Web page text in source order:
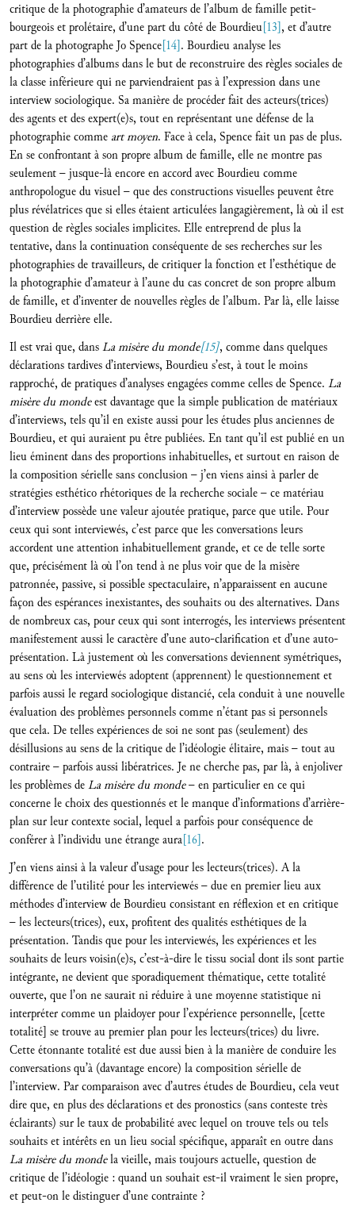
critique de la photographie d’amateurs de l’album de famille petit-
bourgeois et prolétaire, d’une part du côté de Bourdieu[13], et d’autre
part de la photographe Jo Spence[14]. Bourdieu analyse les
photographies d’albums dans le but de reconstruire des règles sociales de
la classe inférieure qui ne parviendraient pas à l’expression dans une
interview sociologique. Sa manière de procéder fait des acteurs(trices)
des agents et des expert(e)s, tout en représentant une défense de la
photographie comme art moyen. Face à cela, Spence fait un pas de plus.
En se confrontant à son propre album de famille, elle ne montre pas
seulement – jusque-là encore en accord avec Bourdieu comme
anthropologue du visuel – que des constructions visuelles peuvent être
plus révélatrices que si elles étaient articulées langagièrement, là où il est
question de règles sociales implicites. Elle entreprend de plus la
tentative, dans la continuation conséquente de ses recherches sur les
photographies de travailleurs, de critiquer la fonction et l’esthétique de
la photographie d’amateur à l’aune du cas concret de son propre album
de famille, et d’inventer de nouvelles règles de l’album. Par là, elle laisse
Bourdieu derrière elle.
Il est vrai que, dansLa misère du monde[15], comme dans quelques
déclarations tardives d’interviews, Bourdieu s’est, à tout le moins
rapproché, de pratiques d’analyses engagées comme celles de Spence. La
misère du mondeest davantage que la simple publication de matériaux
d’interviews, tels qu’il en existe aussi pour les études plus anciennes de
Bourdieu, et qui auraient pu être publiées. En tant qu’il est publié en un
lieu éminent dans des proportions inhabituelles, et surtout en raison de
la composition sérielle sans conclusion – j’en viens ainsi à parler de
stratégies esthético rhétoriques de la recherche sociale – ce matériau
d’interview possède une valeur ajoutée pratique, parce que utile. Pour
ceux qui sont interviewés, c’est parce que les conversations leurs
accordent une attention inhabituellement grande, et ce de telle sorte
que, précisément là où l’on tend à ne plus voir que de la misère
patronnée, passive, si possible spectaculaire, n’apparaissent en aucune
façon des espérances inexistantes, des souhaits ou des alternatives. Dans
de nombreux cas, pour ceux qui sont interrogés, les interviews présentent
manifestement aussi le caractère d’une auto-clarification et d’une auto-
présentation. Là justement où les conversations deviennent symétriques,
au sens où les interviewés adoptent (apprennent) le questionnement et
parfois aussi le regard sociologique distancié, cela conduit à une nouvelle
évaluation des problèmes personnels comme n’étant pas si personnels
que cela. De telles expériences de soi ne sont pas (seulement) des
désillusions au sens de la critique de l’idéologie élitaire, mais – tout au
contraire – parfois aussi libératrices. Je ne cherche pas, par là, à enjoliver
les problèmes deLa misère du monde– en particulier en ce qui
concerne le choix des questionnés et le manque d’informations d’arrière-
plan sur leur contexte social, lequel a parfois pour conséquence de
conférer à l’individu une étrange aura[16].
J’en viens ainsi à la valeur d’usage pour les lecteurs(trices). A la
différence de l’utilité pour les interviewés – due en premier lieu aux
méthodes d’interview de Bourdieu consistant en réflexion et en critique
– les lecteurs(trices), eux, profitent des qualités esthétiques de la
présentation. Tandis que pour les interviewés, les expériences et les
souhaits de leurs voisin(e)s, c’est-à-dire le tissu social dont ils sont partie
intégrante, ne devient que sporadiquement thématique, cette totalité
ouverte, que l’on ne saurait ni réduire à une moyenne statistique ni
interpréter comme un plaidoyer pour l’expérience personnelle, [cette
totalité] se trouve au premier plan pour les lecteurs(trices) du livre.
Cette étonnante totalité est due aussi bien à la manière de conduire les
conversations qu’à (davantage encore) la composition sérielle de
l’interview. Par comparaison avec d’autres études de Bourdieu, cela veut
dire que, en plus des déclarations et des pronostics (sans conteste très
éclairants) sur le taux de probabilité avec lequel on trouve tels ou tels
souhaits et intérêts en un lieu social spécifique, apparaît en outre dans
La misère du mondela vieille, mais toujours actuelle, question de
critique de l’idéologie : quand un souhait est-il vraiment le sien propre,
et peut-on le distinguer d’une contrainte ?